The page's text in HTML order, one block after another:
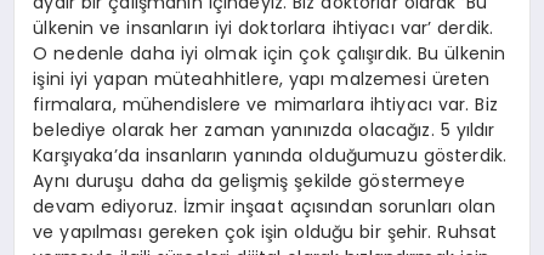
ülkenin ve insanların iyi doktorlara ihtiyacı var’ derdik.
O nedenle daha iyi olmak için çok çalışırdık. Bu ülkenin
işini iyi yapan müteahhitlere, yapı malzemesi üreten
firmalara, mühendislere ve mimarlara ihtiyacı var. Biz
belediye olarak her zaman yanınızda olacağız. 5 yıldır
Karşıyaka’da insanların yanında olduğumuzu gösterdik.
Aynı duruşu daha da gelişmiş şekilde göstermeye
devam ediyoruz. İzmir inşaat açısından sorunları olan
ve yapılması gereken çok işin olduğu bir şehir. Ruhsat